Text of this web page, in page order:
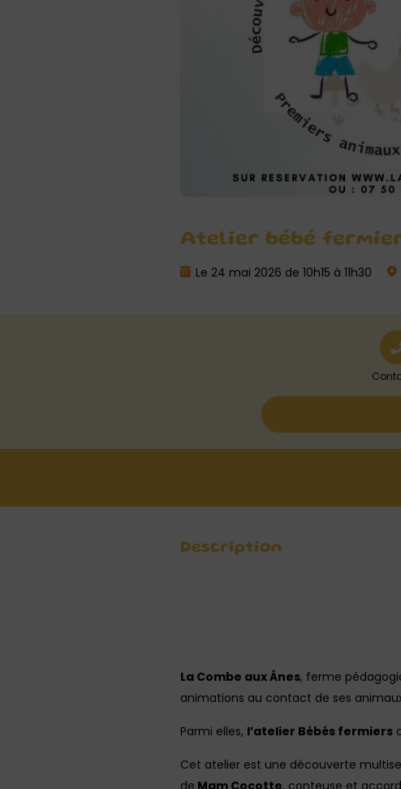
Atelier bébé fermier
Le 24 mai 2026 de 10h15 à 11h30
Description
La Combe aux Ânes, ferme
animations au contact de ses
Parmi elles, l’atelier Bébés fermiers
Cet atelier est une découverte
de Mam Cocotte, conteuse et